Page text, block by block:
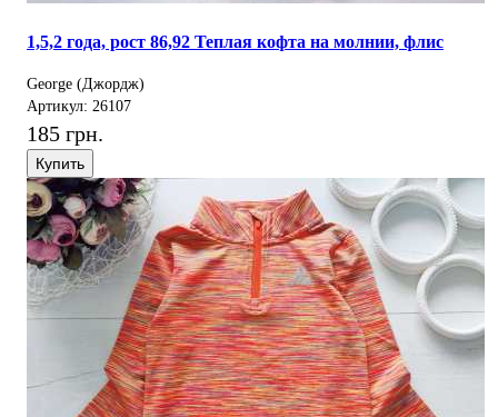
1,5,2 года, рост 86,92 Теплая кофта на молнии, флис
George (Джордж)
Артикул: 26107
185 грн.
Купить